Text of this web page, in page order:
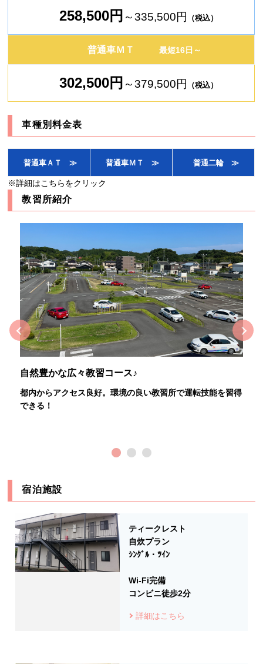
258,500円 ～335,500円 （税込）
普通車ＭＴ 最短16日～
302,500円 ～379,500円 （税込）
車種別料金表
普通車ＡＴ ≫ 普通車ＭＴ ≫ 普通二輪 ≫
※詳細はこちらをクリック
教習所紹介
Previous
自然豊かな広々教習コース♪
都内からアクセス良好。環境の良い教習所で運転技能を習得
できる！
Next
宿泊施設
ティークレスト
自炊プラン
ｼﾝｸﾞﾙ・ﾂｲﾝ
Wi-Fi完備
コンビニ徒歩2分
詳細はこちら